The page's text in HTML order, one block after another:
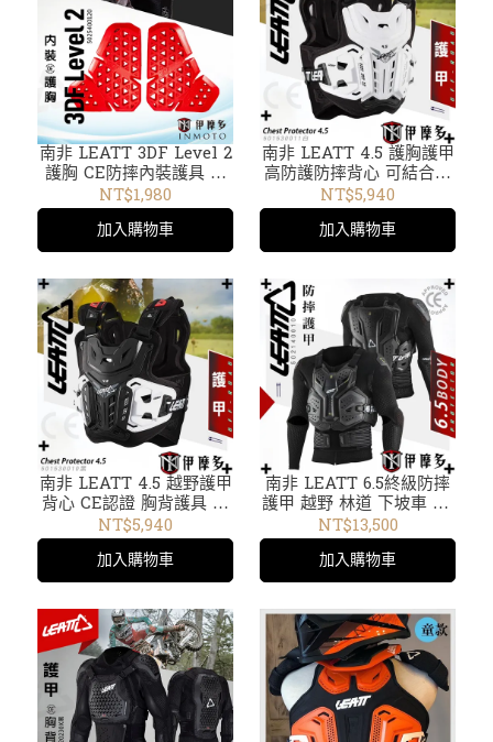
南非 LEATT 3DF Level 2
護胸 CE防摔內裝護具 越
野重機 ADV 5025400120
NT$1,980
加入購物車
南非 LEATT 4.5 護胸護甲
高防護防摔背心 可結合頸
托 CE認證 越野林道滑胎
下坡車 腳踏車。白
5015300110
NT$5,940
加入購物車
南非 LEATT 4.5 越野護甲
背心 CE認證 胸背護具 腰
側保護 林道滑胎下坡車腳
踏車5015300100黑
NT$5,940
加入購物車
南非 LEATT 6.5終級防摔
護甲 越野 林道 下坡車 CE
認證 機車 護具衣 防護衣
護甲背心502140010
NT$13,500
加入購物車